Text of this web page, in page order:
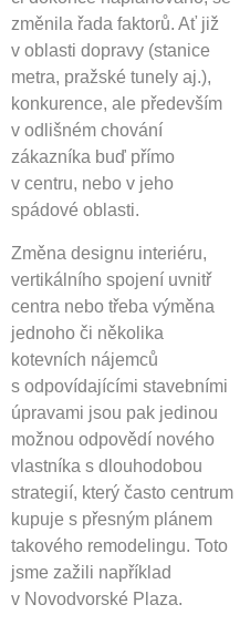
změnila řada faktorů. Ať již
v oblasti dopravy (stanice
metra, pražské tunely aj.),
konkurence, ale především
v odlišném chování
zákazníka buď přímo
v centru, nebo v jeho
spádové oblasti.
Změna designu interiéru,
vertikálního spojení uvnitř
centra nebo třeba výměna
jednoho či několika
kotevních nájemců
s odpovídajícími stavebními
úpravami jsou pak jedinou
možnou odpovědí nového
vlastníka s dlouhodobou
strategií, který často centrum
kupuje s přesným plánem
takového remodelingu. Toto
jsme zažili například
v Novodvorské Plaza.